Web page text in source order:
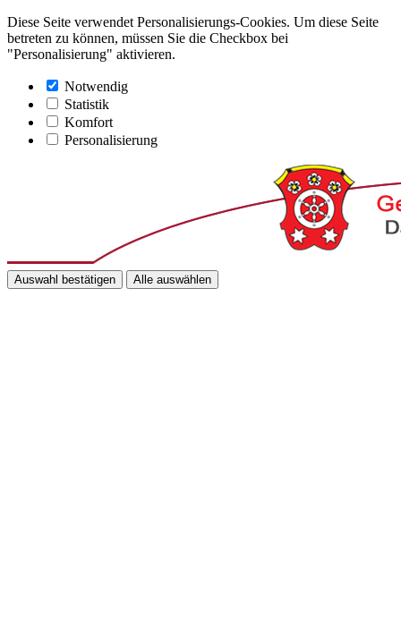
Diese Seite verwendet Personalisierungs-Cookies. Um diese Seite
betreten zu können, müssen Sie die Checkbox bei
"Personalisierung" aktivieren.
Notwendig
Statistik
Komfort
Personalisierung
Auswahl bestätigen Alle auswählen